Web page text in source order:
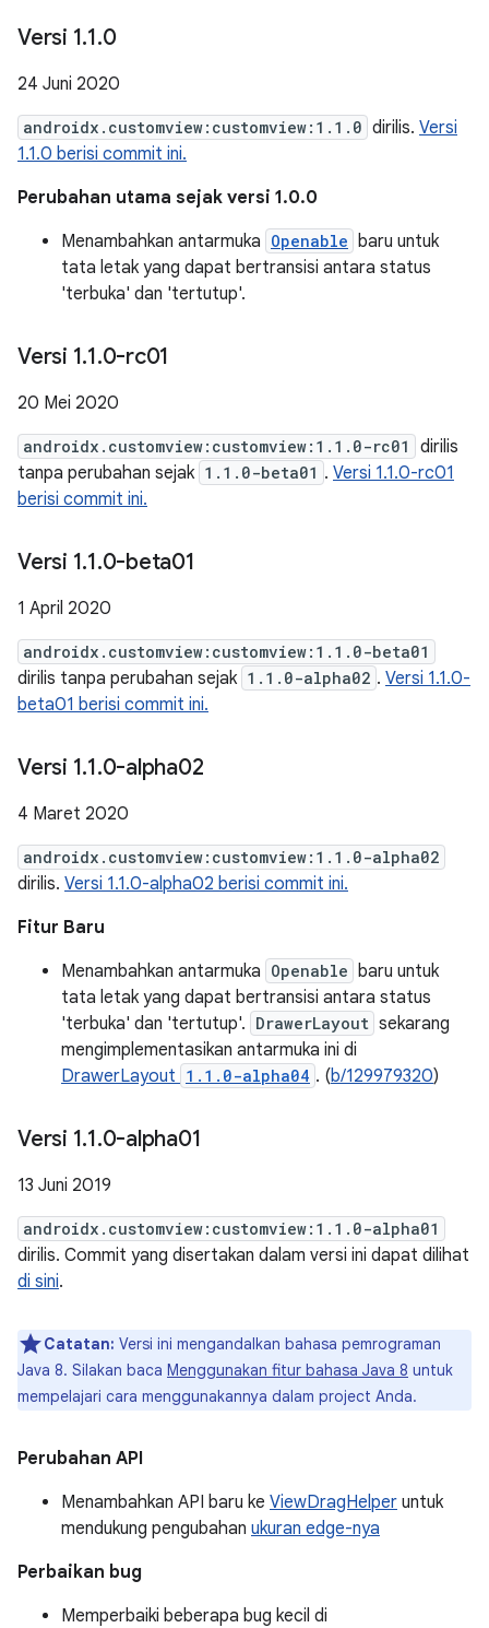
Versi 1.1.0
24 Juni 2020
androidx.customview:customview:1.1.0 dirilis. Versi
1.1.0 berisi commit ini.
Perubahan utama sejak versi 1.0.0
Menambahkan antarmuka Openable baru untuk
tata letak yang dapat bertransisi antara status
'terbuka' dan 'tertutup'.
Versi 1.1.0-rc01
20 Mei 2020
androidx.customview:customview:1.1.0-rc01
dirilis
tanpa perubahan sejak 1.1.0-beta01 . Versi 1.1.0-rc01
berisi commit ini.
Versi 1.1.0-beta01
1 April 2020
androidx.customview:customview:1.1.0-beta01
dirilis tanpa perubahan sejak 1.1.0-alpha02 . Versi 1.1.0-
beta01 berisi commit ini.
Versi 1.1.0-alpha02
4 Maret 2020
androidx.customview:customview:1.1.0-alpha02
dirilis. Versi 1.1.0-alpha02 berisi commit ini.
Fitur Baru
Menambahkan antarmuka Openable baru untuk
tata letak yang dapat bertransisi antara status
'terbuka' dan 'tertutup'. DrawerLayout sekarang
mengimplementasikan antarmuka ini di
DrawerLayout 1.1.0-alpha04 . (b/129979320)
Versi 1.1.0-alpha01
13 Juni 2019
androidx.customview:customview:1.1.0-alpha01
dirilis. Commit yang disertakan dalam versi ini dapat dilihat
di sini.
Catatan: Versi ini mengandalkan bahasa pemrograman
Java 8. Silakan baca Menggunakan fitur bahasa Java 8 untuk
mempelajari cara menggunakannya dalam project Anda.
Perubahan API
Menambahkan API baru ke ViewDragHelper untuk
mendukung pengubahan ukuran edge-nya
Perbaikan bug
Memperbaiki beberapa bug kecil di